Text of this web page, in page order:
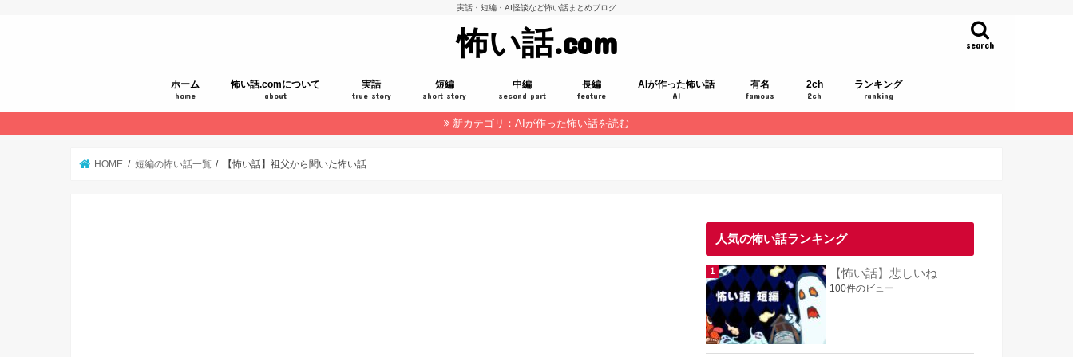
実話・短編・AI怪談など怖い話まとめブログ
怖い話.com search
ホーム
home
怖い話.comについて
about
実話
true story
短編
short story
中編
second part
長編
feature
AIが作った怖い話
AI
有名
famous
2ch
2ch
ランキング
ranking
新カテゴリ：AIが作った怖い話を読む
HOME 短編の怖い話一覧 【怖い話】祖父から聞いた怖い話
人気の怖い話ランキング
【怖い話】悲しいね
100件のビュー